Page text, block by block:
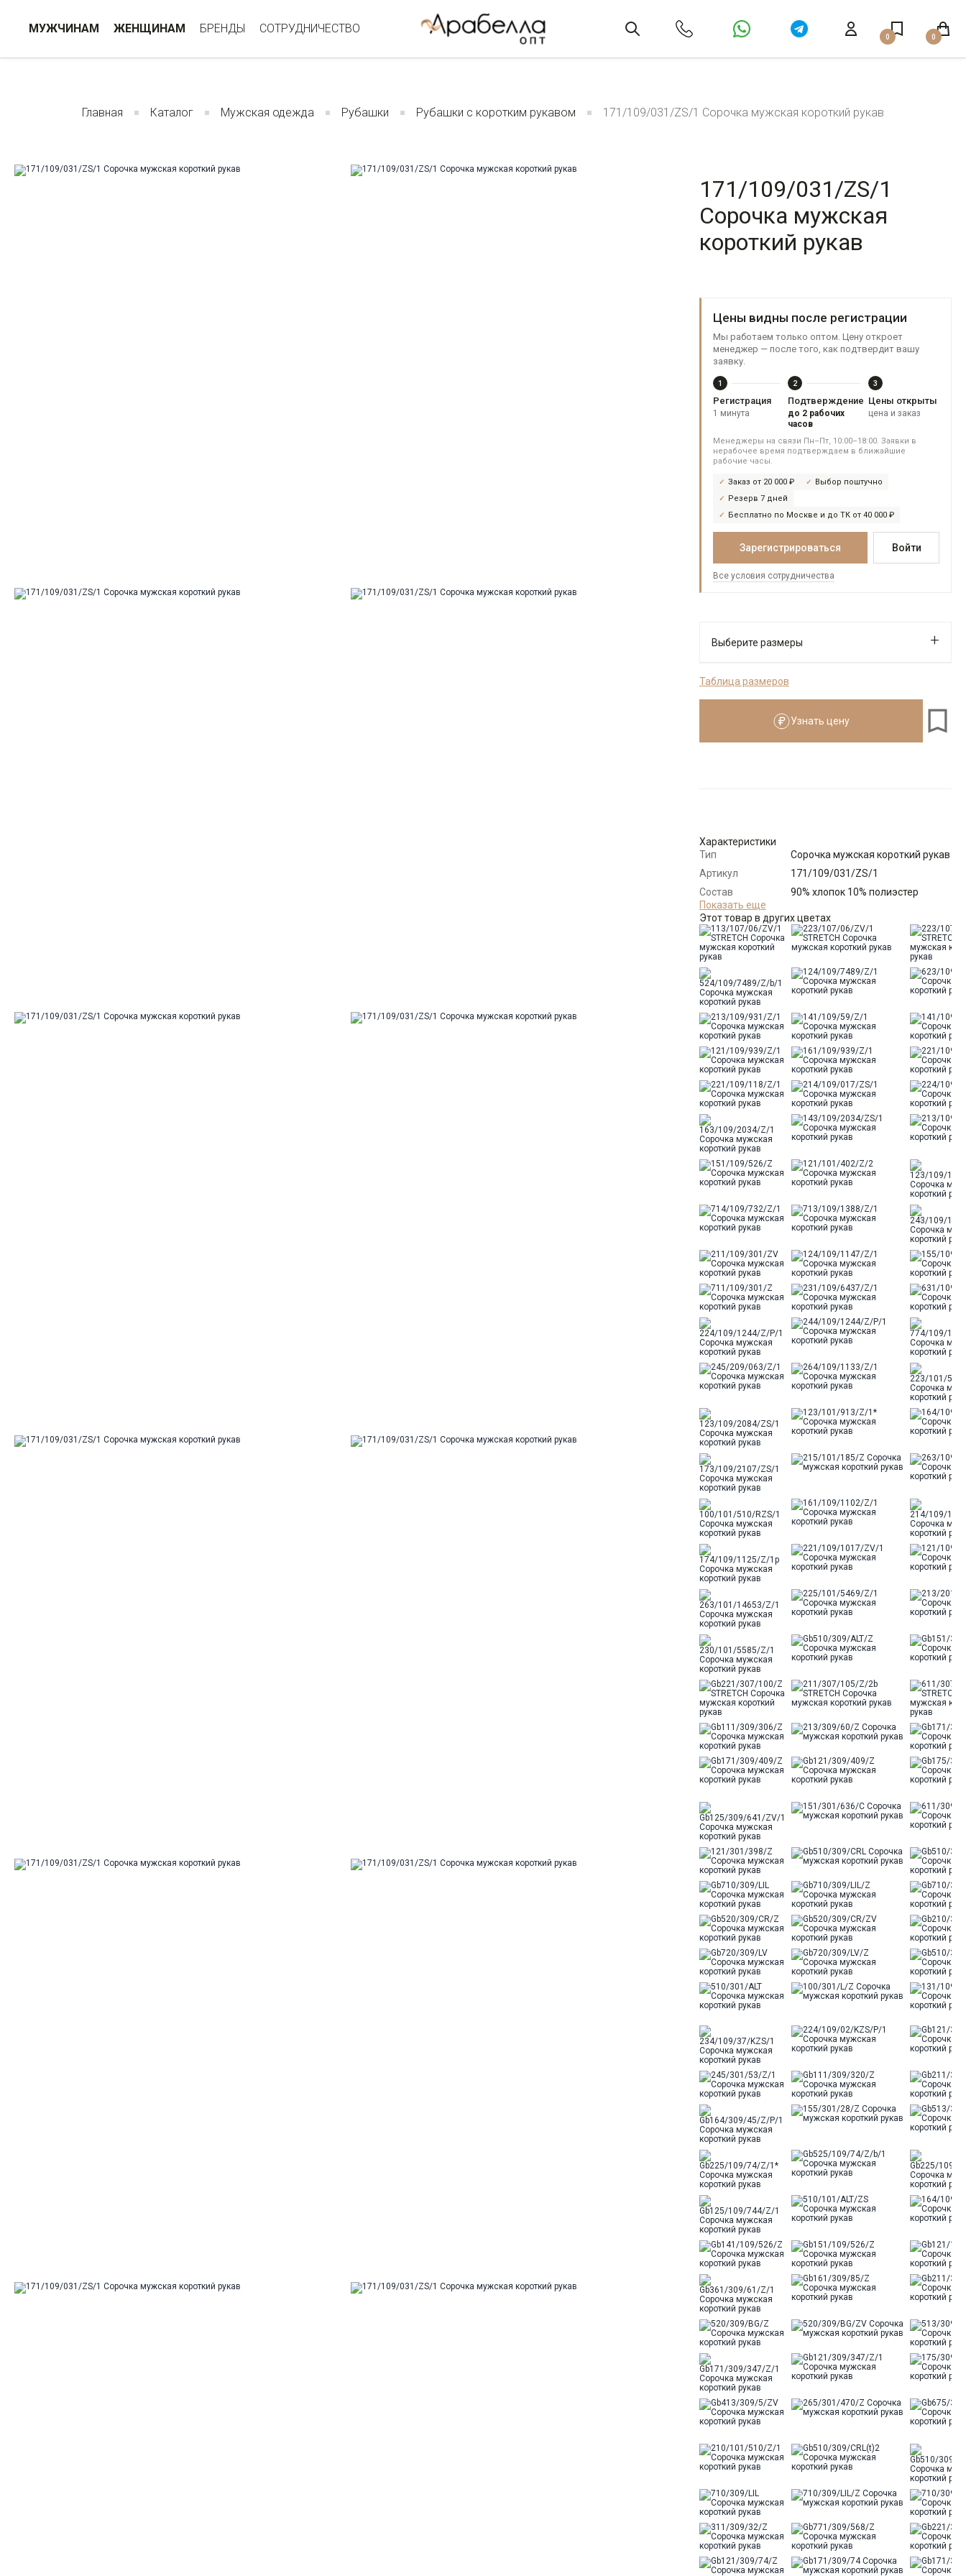
МУЖЧИНАМ ЖЕНЩИНАМ БРЕНДЫ СОТРУДНИЧЕСТВО
0 0
Главная Каталог Мужская одежда Рубашки Рубашки с коротким рукавом 171/109/031/ZS/1 Сорочка мужская короткий рукав
171/109/031/ZS/1
Сорочка мужская
короткий рукав
Цены видны после регистрации
Мы работаем только оптом. Цену откроет
менеджер — после того, как подтвердит вашу
заявку.
1
Регистрация
1 минута
2
Подтверждение
до 2 рабочих
часов
3
Цены открыты
цена и заказ
Менеджеры на связи Пн–Пт, 10:00–18:00. Заявки в
нерабочее время подтверждаем в ближайшие
рабочие часы.
Заказ от 20 000 ₽
Выбор поштучно
Резерв 7 дней
Бесплатно по Москве и до ТК от 40 000 ₽
Зарегистрироваться Войти
Все условия сотрудничества
Выберите размеры
Выбрать размерный ряд
по 1 шт каждого доступного размера
Таблица размеров
Узнать цену
Характеристики
Тип
Сорочка мужская короткий рукав
Артикул
171/109/031/ZS/1
Состав
сырья
90% хлопок 10% полиэстер
Бренд
GREG
Модель
Зауженная навыпуск
укороченная с разрезами по
бокам
Цвет
Сиреневый
Отделка
воротника из ткани компаньона
Ворот
Французский маленький
Карман
отсутствует
Силуэт
Полуприталенный силуэт /
Regular fit
Показать еще
Этот товар в других цветах